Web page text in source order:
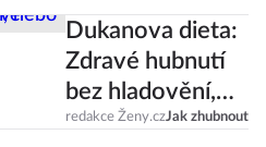
Dukanova dieta:
Zdravé hubnutí
bez hladovění,
nebo další šílený
redakce Ženy.czJak zhubnout